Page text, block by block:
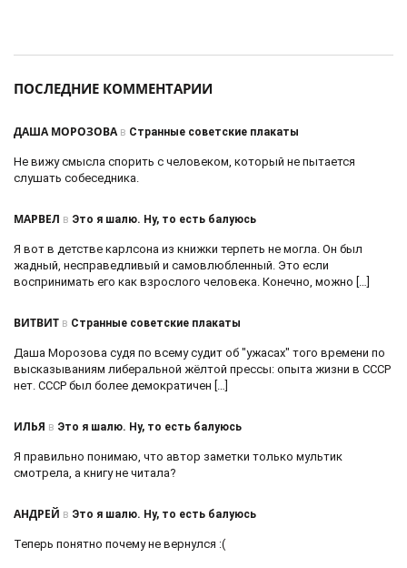
ПОСЛЕДНИЕ КОММЕНТАРИИ
ДАША МОРОЗОВАв Странные советские плакаты
Не вижу смысла спорить с человеком, который не пытается
слушать собеседника.
МАРВЕЛ в Это я шалю. Ну, то есть балуюсь
Я вот в детстве карлсона из книжки терпеть не могла. Он был
жадный, несправедливый и самовлюбленный. Это если
воспринимать его как взрослого человека. Конечно, можно […]
ВИТВИТ в Странные советские плакаты
Даша Морозова судя по всему судит об "ужасах" того времени по
высказываниям либеральной жёлтой прессы: опыта жизни в СССР
нет. СССР был более демократичен […]
ИЛЬЯ в Это я шалю. Ну, то есть балуюсь
Я правильно понимаю, что автор заметки только мультик
смотрела, а книгу не читала?
АНДРЕЙ в Это я шалю. Ну, то есть балуюсь
Теперь понятно почему не вернулся :(